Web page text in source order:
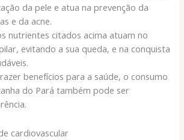
da pele e atua na prevenção da
e da acne.
nutrientes citados acima atuam no
evitando a sua queda, e na conquista
benefícios para a saúde, o consumo
do Pará também pode ser
cardiovascular